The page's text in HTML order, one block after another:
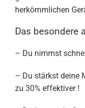
herkömmlichen
Das besondere
– Du nimmst
– Du stärkst deine
zu 30% effektiver !